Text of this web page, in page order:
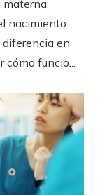
materna
nacimiento
diferencia en
cómo funcio...